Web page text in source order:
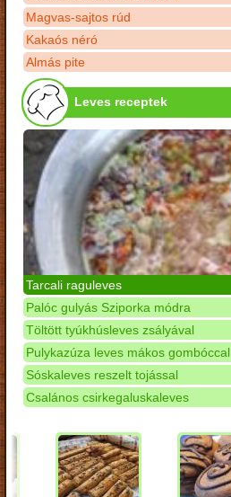
Magvas-sajtos rúd
Kakaós néró
Almás pite
Leves receptek
Tarcali raguleves
Palóc gulyás Sziporka módra
Töltött tyúkhúsleves zsályával
Pulykazúza leves mákos gombóccal
Sóskaleves reszelt tojással
Csalános csirkegaluskaleves